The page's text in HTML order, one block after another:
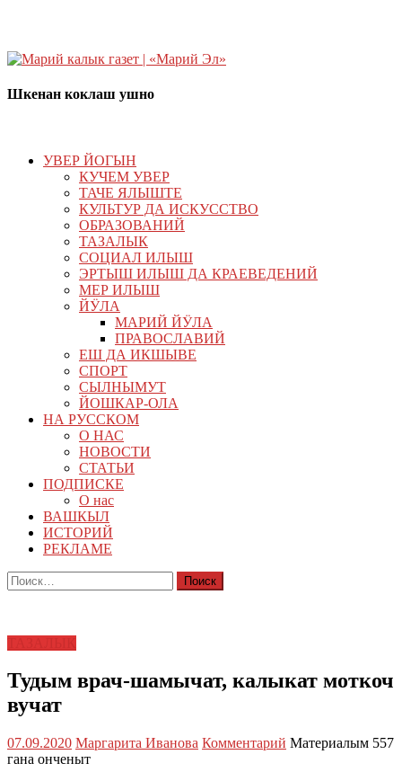
Шкенан коклаш ушно
УВЕР ЙОГЫН
КУЧЕМ УВЕР
ТАЧЕ ЯЛЫШТЕ
КУЛЬТУР ДА ИСКУССТВО
ОБРАЗОВАНИЙ
ТАЗАЛЫК
СОЦИАЛ ИЛЫШ
ЭРТЫШ ИЛЫШ ДА КРАЕВЕДЕНИЙ
МЕР ИЛЫШ
ЙӰЛА
МАРИЙ ЙӰЛА
ПРАВОСЛАВИЙ
ЕШ ДА ИКШЫВЕ
СПОРТ
СЫЛНЫМУТ
ЙОШКАР-ОЛА
НА РУССКОМ
О НАС
НОВОСТИ
СТАТЬИ
ПОДПИСКЕ
О нас
ВАШКЫЛ
ИСТОРИЙ
РЕКЛАМЕ
Найти:
Тудым врач-шамычат, калыкат моткоч
вучат
07.09.2020 Маргарита Иванова Комментарий Материалым 557
гана онченыт